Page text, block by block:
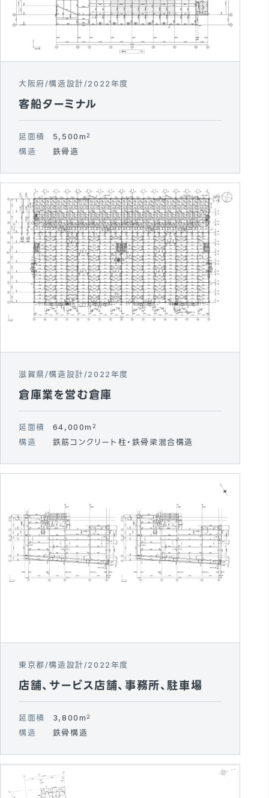
大阪府 構造設計 2022年度
客船ターミナル
延面積 5,500m2
構造 鉄骨造
滋賀県 構造設計 2022年度
倉庫業を営む倉庫
延面積 64,000m 2
構造 鉄筋コンクリート柱・鉄骨梁混合構造
東京都 構造設計 2022年度
店舗、サービス店舗、事務所、駐車場
延面積 3,800m2
構造 鉄骨構造